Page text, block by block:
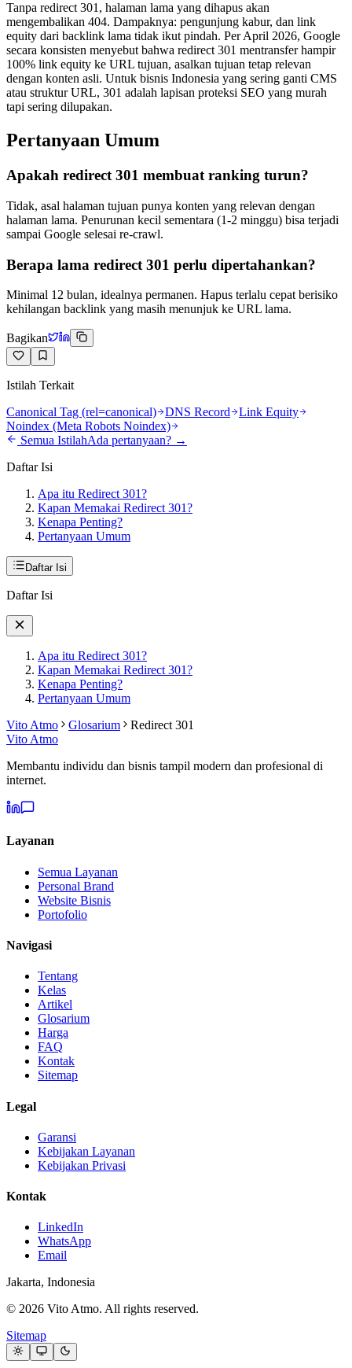
Tanpa redirect 301, halaman lama yang dihapus akan
mengembalikan 404. Dampaknya: pengunjung kabur, dan link
equity dari backlink lama tidak ikut pindah. Per April 2026, Google
secara konsisten menyebut bahwa redirect 301 mentransfer hampir
100% link equity ke URL tujuan, asalkan tujuan tetap relevan
dengan konten asli. Untuk bisnis Indonesia yang sering ganti CMS
atau struktur URL, 301 adalah lapisan proteksi SEO yang murah
tapi sering dilupakan.
Pertanyaan Umum
Apakah redirect 301 membuat ranking turun?
Tidak, asal halaman tujuan punya konten yang relevan dengan
halaman lama. Penurunan kecil sementara (1-2 minggu) bisa terjadi
sampai Google selesai re-crawl.
Berapa lama redirect 301 perlu dipertahankan?
Minimal 12 bulan, idealnya permanen. Hapus terlalu cepat berisiko
kehilangan backlink yang masih menunjuk ke URL lama.
Bagikan
Istilah Terkait
Canonical Tag (rel=canonical)
DNS Record
Link Equity
Noindex (Meta Robots Noindex)
Semua IstilahAda pertanyaan? →
Daftar Isi
Apa itu Redirect 301?
Kapan Memakai Redirect 301?
Kenapa Penting?
Pertanyaan Umum
Daftar Isi
Daftar Isi
Apa itu Redirect 301?
Kapan Memakai Redirect 301?
Kenapa Penting?
Pertanyaan Umum
Vito Atmo
Glosarium
Redirect 301
Vito Atmo
Membantu individu dan bisnis tampil modern dan profesional di
internet.
Layanan
Semua Layanan
Personal Brand
Website Bisnis
Portofolio
Navigasi
Tentang
Kelas
Artikel
Glosarium
Harga
FAQ
Kontak
Sitemap
Legal
Garansi
Kebijakan Layanan
Kebijakan Privasi
Kontak
LinkedIn
WhatsApp
Email
Jakarta, Indonesia
© 2026 Vito Atmo. All rights reserved.
Sitemap